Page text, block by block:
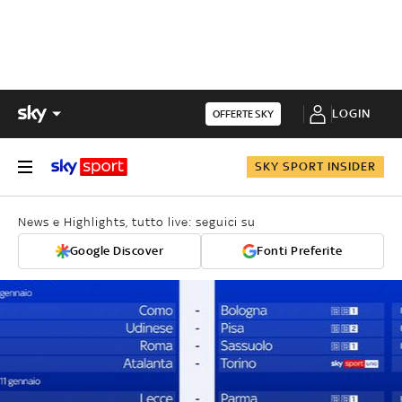
OFFERTE SKY LOGIN
SKY SPORT INSIDER
News e Highlights, tutto live: seguici su
Google Discover Fonti Preferite